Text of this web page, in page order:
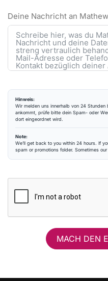
Deine Nachricht an Mathew
Hinweis:
Wir melden uns innerhalb von 24
ankommt, prüfe bitte dein Spam- oder
dort eingeordnet wird.
Note:
We’ll get back to you within 24 hours. If
spam or promotions folder. Sometimes
MACH DEN